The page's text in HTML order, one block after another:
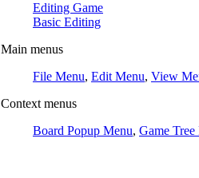
Editing Game
Basic Editing
Main menus
File Menu, Edit Menu, View
Context menus
Board Popup Menu, Game